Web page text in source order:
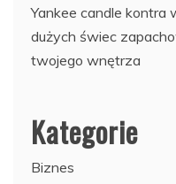
Yankee candle kontra
dużych świec
twojego wnętrza
Kategorie
Biznes